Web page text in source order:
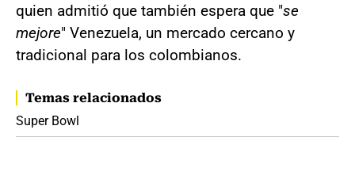
quien admitió que también espera que "se
mejore" Venezuela, un mercado cercano y
tradicional para los colombianos.
Temas relacionados
Super Bowl